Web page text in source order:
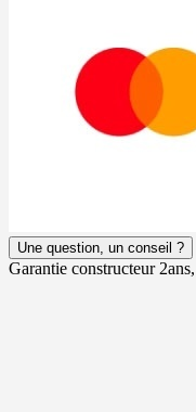
Une question, un conseil ?
Garantie constructeur